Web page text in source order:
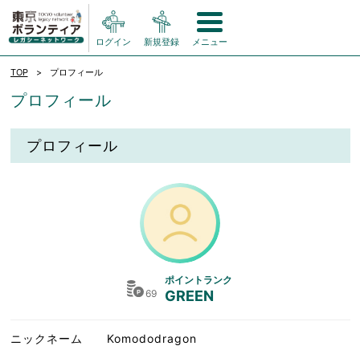
ログイン 新規登録 メニュー
TOP プロフィール
プロフィール
プロフィール
69
ポイントランク
GREEN
ニックネーム Komododragon